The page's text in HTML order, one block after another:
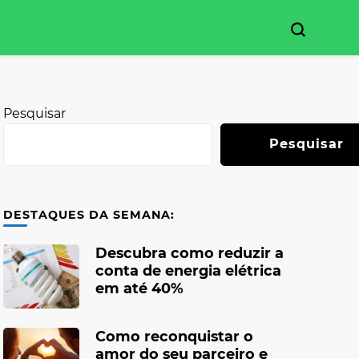
Pesquisar
Pesquisar
DESTAQUES DA SEMANA:
Descubra como reduzir a
conta de energia elétrica
em até 40%
Como reconquistar o
amor do seu parceiro e